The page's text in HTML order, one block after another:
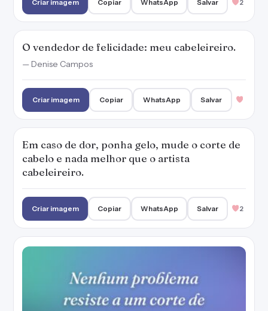
Criar imagem Copiar WhatsApp Salvar 2
O vendedor de felicidade: meu cabeleireiro.
— Denise Campos
Criar imagem Copiar WhatsApp Salvar
Em caso de dor, ponha gelo, mude o corte de
cabelo e nada melhor que o artista
cabeleireiro.
Criar imagem Copiar WhatsApp Salvar 2